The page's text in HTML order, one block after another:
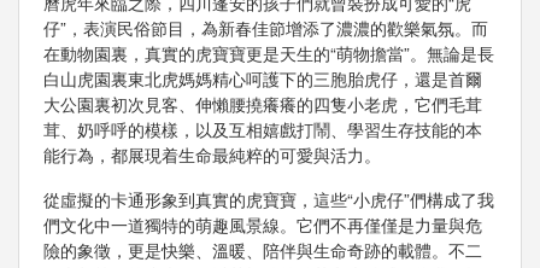
仔”，表演民俗節目，為新春佳節增添了濃濃的歡樂氣氛。而
在動物園裏，真實的虎寶寶更是天生的“萌物擔當”。無論是長
白山虎園裏東北虎媽媽精心呵護下的三胞胎虎仔，還是首爾
大公園裏初次見客、伸懶腰撓癢癢的四隻小老虎，它們毛茸
茸、奶呼呼的模樣，以及互相嬉戲打鬧、學習生存技能的本
能行為，都展現着生命最純粹的可愛與活力。
從虛擬的卡通形象到真實的虎寶寶，這些“小虎仔”們構成了我
們文化中一道獨特的萌趣風景線。它們不再僅僅是力量與危
險的象徵，更是快樂、溫暖、陪伴與生命奇跡的載體。不二